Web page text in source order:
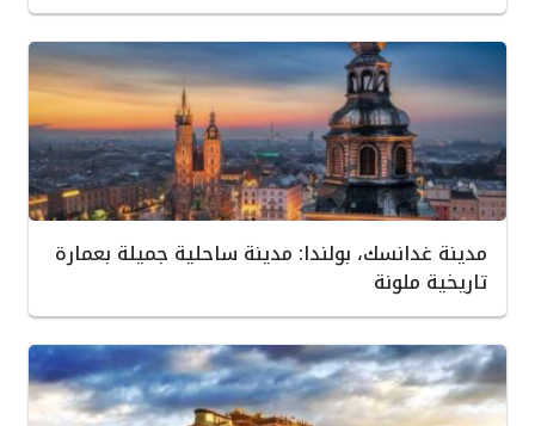
مدينة غدانسك، بولندا: مدينة ساحلية جميلة بعمارة
تاريخية ملونة